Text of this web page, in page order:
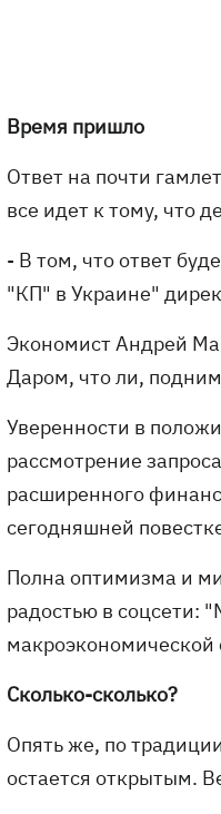
Время пришло
Ответ на почти
все идет к тому, что
- В том, что ответ
"КП" в Украине"
Экономист Андрей
Даром, что ли,
Уверенности в
рассмотрение
расширенного
сегодняшней
Полна оптимизма и
радостью в соцсети:
макроэкономической
Сколько-сколько?
Опять же, по
остается открытым.